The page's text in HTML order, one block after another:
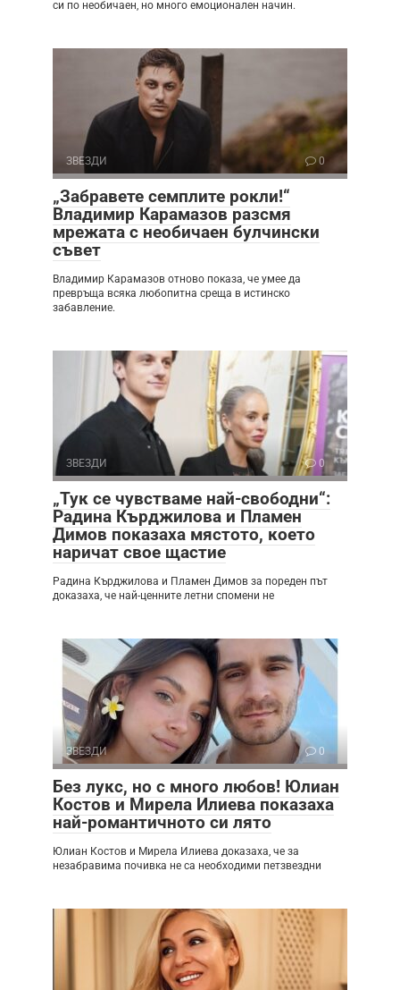
си по необичаен, но много емоционален начин.
ЗВЕЗДИ 0
„Забравете семплите рокли!“
Владимир Карамазов разсмя
мрежата с необичаен булчински
съвет
Владимир Карамазов отново показа, че умее да
превръща всяка любопитна среща в истинско
забавление.
ЗВЕЗДИ 0
„Тук се чувстваме най-свободни“:
Радина Кърджилова и Пламен
Димов показаха мястото, което
наричат свое щастие
Радина Кърджилова и Пламен Димов за пореден път
доказаха, че най-ценните летни спомени не
ЗВЕЗДИ 0
Без лукс, но с много любов! Юлиан
Костов и Мирела Илиева показаха
най-романтичното си лято
Юлиан Костов и Мирела Илиева доказаха, че за
незабравима почивка не са необходими петзвездни